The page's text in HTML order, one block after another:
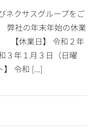
ネクサスグループをご
弊社の年末年始の休業
【休業日】 令和２年
３年１月３日（日曜
令和 [...]